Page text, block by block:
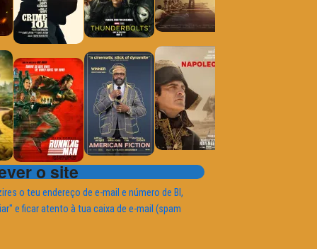
o site
o teu endereço de e-mail e número de BI,
e ficar atento à tua caixa de e-mail (spam